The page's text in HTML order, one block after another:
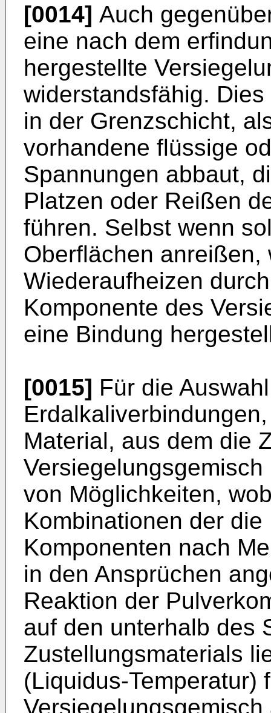
[0014] Auch
eine nach dem
hergestellte
widerstandsfähig.
in der Grenzschicht,
vorhandene flüssige
Spannungen abbaut,
Platzen oder Reißen
führen. Selbst wenn
Oberflächen anreißen,
Wiederaufheizen
Komponente des
eine Bindung
[0015] Für die
Material, aus dem die
von Möglichkeiten,
Kombinationen der
Komponenten nach
in den Ansprüchen
Reaktion der
auf den unterhalb des
Zustellungsmaterials
(Liquidus-Temperatur)